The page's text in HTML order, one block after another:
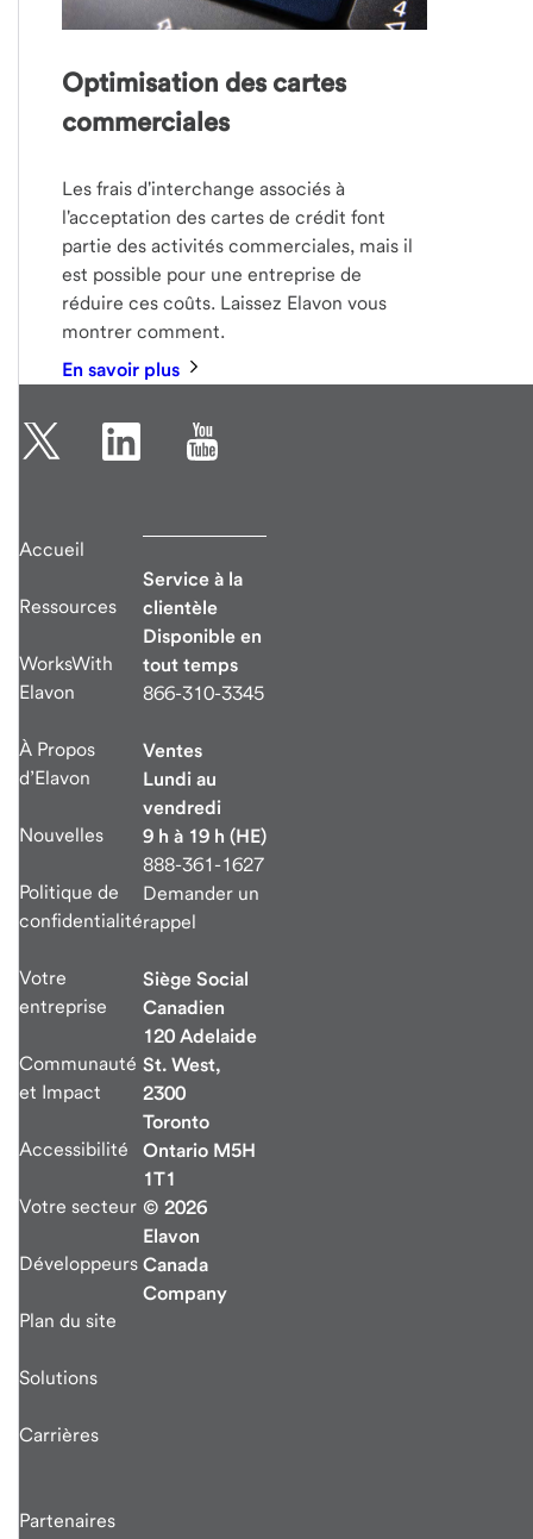
Optimisation des cartes
commerciales
Les frais d'interchange associés à
l'acceptation des cartes de crédit font
partie des activités commerciales, mais il
est possible pour une entreprise de
réduire ces coûts. Laissez Elavon vous
montrer comment.
En savoir plus
Accueil
Ressources
WorksWith
Elavon
À Propos
d’Elavon
Nouvelles
Politique de
confidentialité
Votre
entreprise
Communauté
et Impact
Accessibilité
Votre secteur
Développeurs
Plan du site
Solutions
Carrières
Partenaires
Service à la
clientèle
Disponible en
tout temps
866-310-3345
Ventes
Lundi au
vendredi
9 h à 19 h (HE)
888-361-1627
Demander un
rappel
Siège Social
Canadien
120 Adelaide
St. West,
2300
Toronto
Ontario M5H
1T1
© 2026
Elavon
Canada
Company